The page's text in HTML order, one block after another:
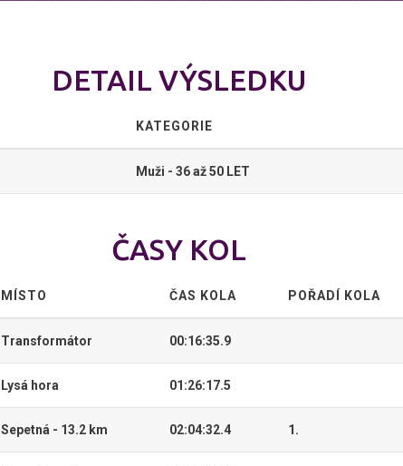
DETAIL VÝSLEDKU
KATEGORIE
Muži - 36 až 50 LET
ČASY KOL
MÍSTO ČAS KOLA POŘADÍ KOLA
Transformátor 00:16:35.9
Lysá hora 01:26:17.5
Sepetná - 13.2 km 02:04:32.4 1.